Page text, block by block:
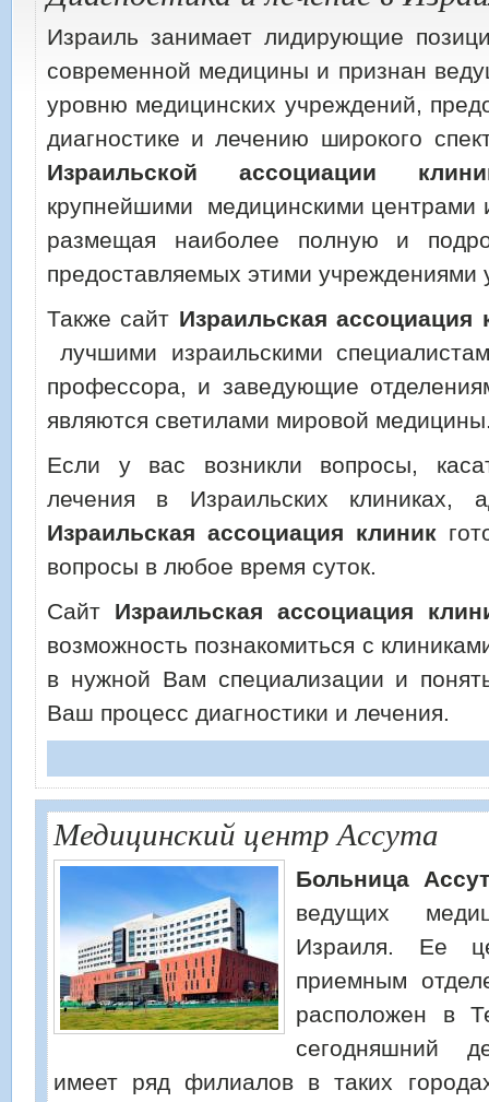
Израиль занимает лидирующие
современной медицины и признан
уровню медицинских учреждений,
диагностике и лечению широкого
Израильской ассоциации
крупнейшими медицинскими центрами
размещая наиболее полную и
предоставляемых этими учреждениями
Также сайт Израильская ассоциация
лучшими израильскими
профессора, и заведующие
являются светилами мировой
Если у вас возникли вопросы,
лечения в Израильских клиниках,
Израильская ассоциация клиник
вопросы в любое время суток.
Сайт Израильская ассоциация
возможность познакомиться с
в нужной Вам специализации и
Ваш процесс диагностики и лечения.
Медицинский центр Ассута
Больница
ведущих
Израиля. Ее
приемным
расположен в
сегодняшний
имеет ряд филиалов в таких